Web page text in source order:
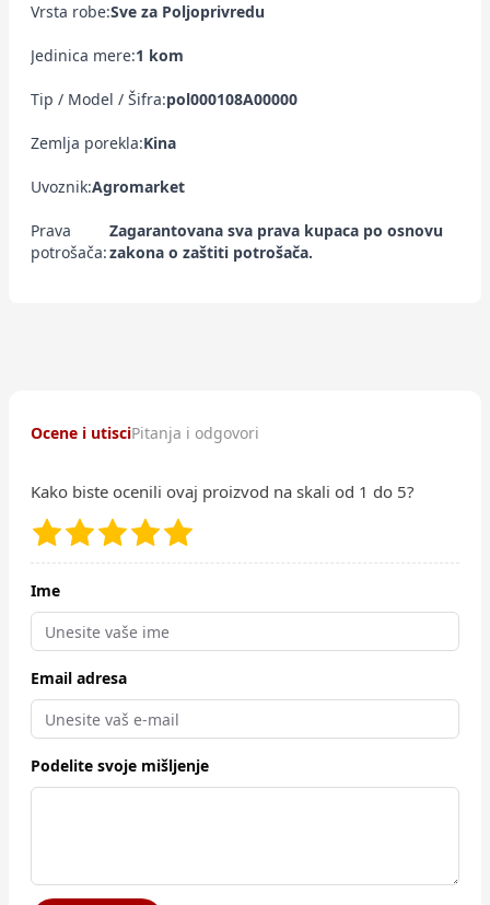
Vrsta robe:Sve za Poljoprivredu
Jedinica mere:1 kom
Tip / Model / Šifra:pol000108A00000
Zemlja porekla:Kina
Uvoznik:Agromarket
Prava
potrošača:
Zagarantovana sva prava kupaca po osnovu
zakona o zaštiti potrošača.
Ocene i utisciPitanja i odgovori
Kako biste ocenili ovaj proizvod na skali od 1 do 5?
Ime
Email adresa
Podelite svoje mišljenje